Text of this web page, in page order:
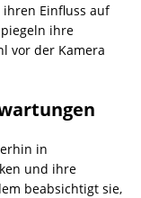
Einfluss auf
ihre
vor der Kamera
in
und ihre
beabsichtigt sie,